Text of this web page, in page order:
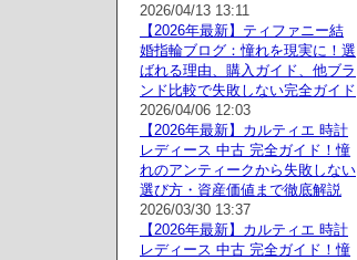
2026/04/13 13:11
【2026年最新】ティファニー結
婚指輪ブログ：憧れを現実に！選
ばれる理由、購入ガイド、他ブラ
ンド比較で失敗しない完全ガイド
2026/04/06 12:03
【2026年最新】カルティエ 時計
レディース 中古 完全ガイド！憧
れのアンティークから失敗しない
選び方・資産価値まで徹底解説
2026/03/30 13:37
【2026年最新】カルティエ 時計
レディース 中古 完全ガイド！憧